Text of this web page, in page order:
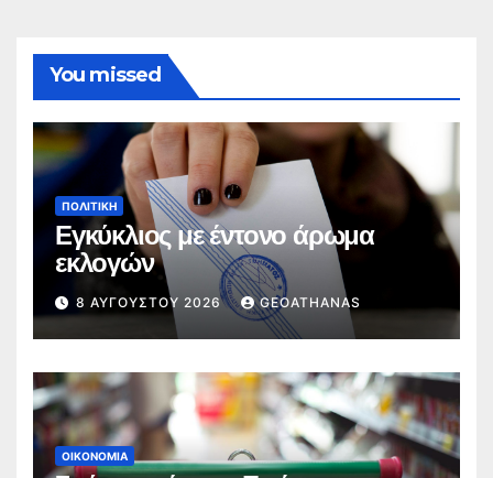
You missed
ΠΟΛΙΤΙΚΉ
Εγκύκλιος με έντονο άρωμα
εκλογών
8 ΑΥΓΟΎΣΤΟΥ 2026 GEOATHANAS
ΟΙΚΟΝΟΜΊΑ